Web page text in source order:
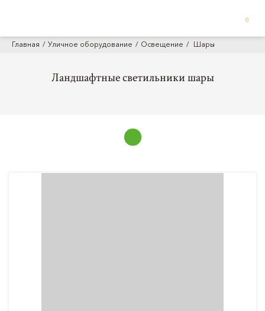
0
Главная Уличное оборудование Освещение Шары
Ландшафтные светильники шары